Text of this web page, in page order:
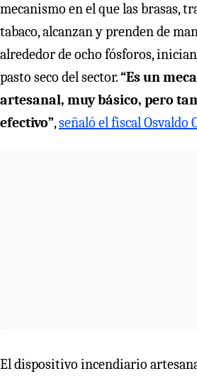
mecanismo en el que las brasas,
tabaco, alcanzan y prenden de
alrededor de ocho fósforos,
pasto seco del sector.“Es un
artesanal, muy básico, pero
efectivo”,señaló el fiscal Osvaldo
El dispositivo incendiario